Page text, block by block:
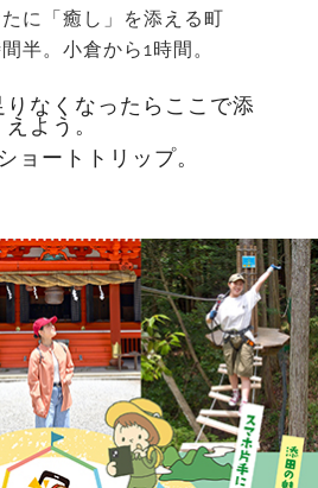
に「癒し」を添える町
半。小倉から1時間。
なくなったらここで添
えよう。
ョートトリップ。